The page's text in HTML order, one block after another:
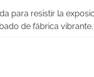
para resistir la
de fábrica vibrante.